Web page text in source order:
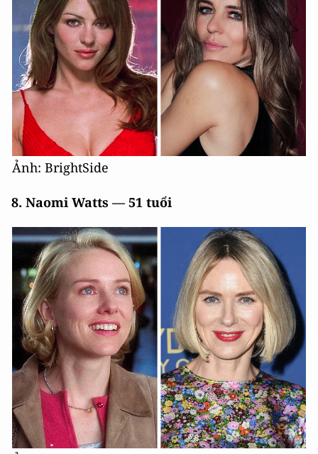
Ảnh: BrightSide
8. Naomi Watts — 51 tuổi